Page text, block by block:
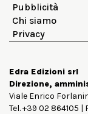
Pubblicità
Chi siamo
Privacy
Edra Edizioni srl
Direzione,
Viale Enrico
Tel. +39 02 864105 |